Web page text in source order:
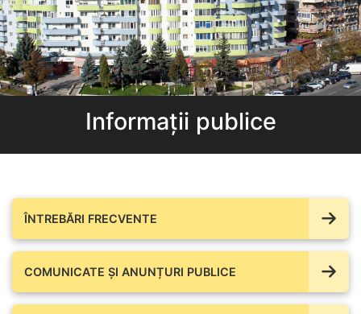
Informații publice
ÎNTREBĂRI FRECVENTE
COMUNICATE ŞI ANUNȚURI PUBLICE